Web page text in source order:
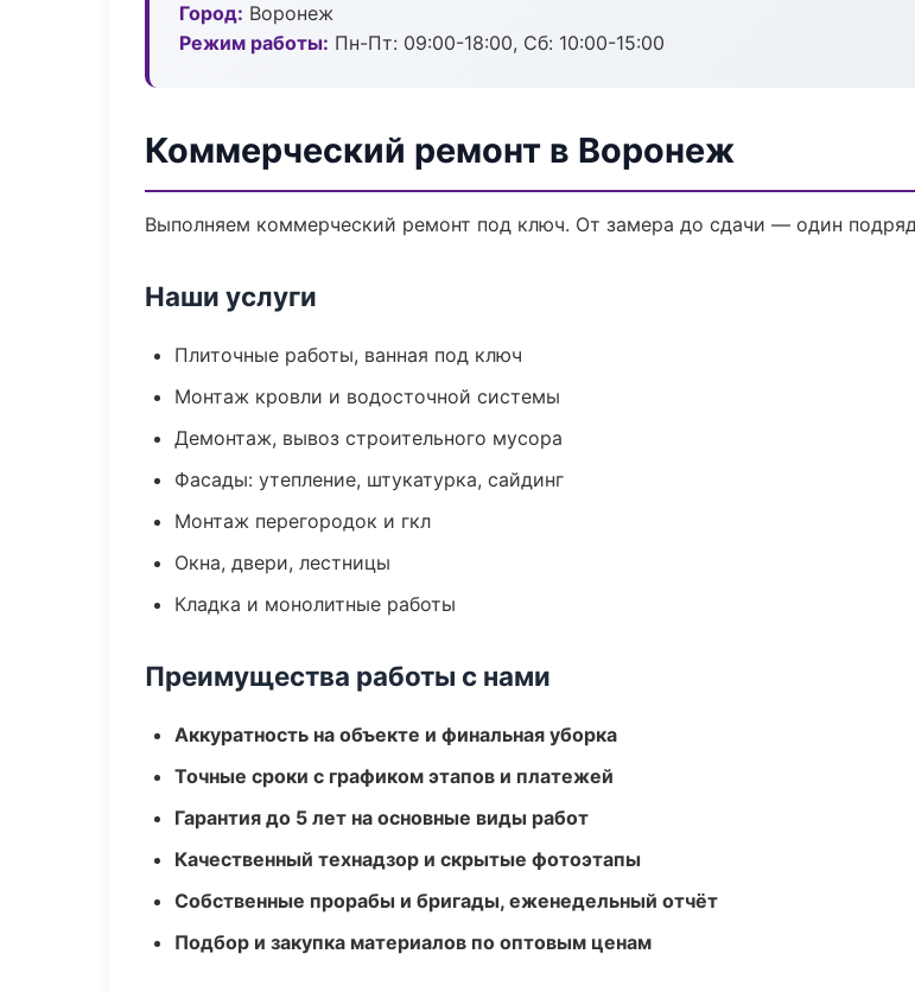
Город: Воронеж
Режим работы: Пн-Пт: 09:00-18:00, Сб: 10:00-15:00
Коммерческий ремонт в Воронеж
Выполняем коммерческий ремонт под ключ. От замера до сдачи — один
Наши услуги
Плиточные работы, ванная под ключ
Монтаж кровли и водосточной системы
Демонтаж, вывоз строительного мусора
Фасады: утепление, штукатурка, сайдинг
Монтаж перегородок и гкл
Окна, двери, лестницы
Кладка и монолитные работы
Преимущества работы с нами
Аккуратность на объекте и финальная уборка
Точные сроки с графиком этапов и платежей
Гарантия до 5 лет на основные виды работ
Качественный технадзор и скрытые фотоэтапы
Собственные прорабы и бригады, еженедельный отчёт
Подбор и закупка материалов по оптовым ценам